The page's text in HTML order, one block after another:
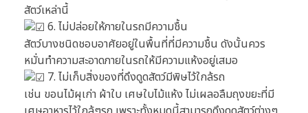
สัตว์เหล่านี้
6. ไม่ปล่อยให้ภายในรถมีความชื้น
สัตว์บางชนิดชอบอาศัยอยู่ในพื้นที่ที่มีความชื้น ดังนั้นควร
หมั่นทำความสะอาดภายในรถให้มีความแห้งอยู่เสมอ
7. ไม่เก็บสิ่งของที่ดึงดูดสัตว์มีพิษไว้ใกล้รถ
เช่น ขอนไม้ผุเก่า ผ้าใบ เศษใบไม้แห้ง ไม่เผลอลืมถุงขยะที่มี